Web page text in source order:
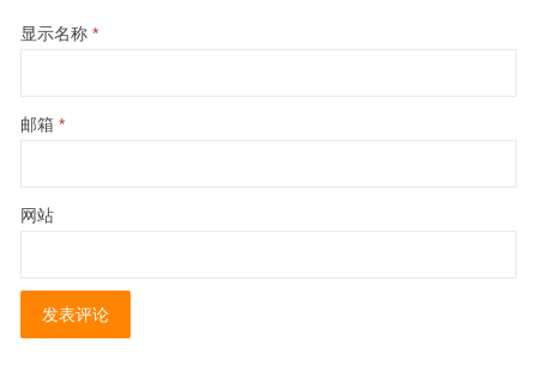
显示名称 *
邮箱 *
网站